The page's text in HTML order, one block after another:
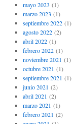
mayo 2023 (1)
marzo 2023 (1)
septiembre 2022(1)
agosto 2022(2)
abril 2022(1)
febrero 2022(1)
noviembre 2021 (1)
octubre 2021 (1)
septiembre 2021 (1)
junio 2021 (2)
abril 2021 (2)
marzo 2021 (1)
febrero 2021 (2)